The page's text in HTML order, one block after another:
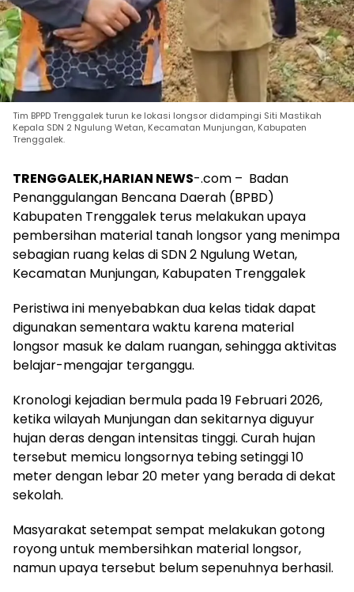
Tim BPPD Trenggalek turun ke lokasi longsor didampingi Siti Mastikah
Kepala SDN 2 Ngulung Wetan, Kecamatan Munjungan, Kabupaten
Trenggalek.
TRENGGALEK,HARIAN NEWS-.com – Badan
Penanggulangan Bencana Daerah (BPBD)
Kabupaten Trenggalek terus melakukan upaya
pembersihan material tanah longsor yang menimpa
sebagian ruang kelas di SDN 2 Ngulung Wetan,
Kecamatan Munjungan, Kabupaten Trenggalek
Peristiwa ini menyebabkan dua kelas tidak dapat
digunakan sementara waktu karena material
longsor masuk ke dalam ruangan, sehingga aktivitas
belajar-mengajar terganggu.
Kronologi kejadian bermula pada 19 Februari 2026,
ketika wilayah Munjungan dan sekitarnya diguyur
hujan deras dengan intensitas tinggi. Curah hujan
tersebut memicu longsornya tebing setinggi 10
meter dengan lebar 20 meter yang berada di dekat
sekolah.
Masyarakat setempat sempat melakukan gotong
royong untuk membersihkan material longsor,
namun upaya tersebut belum sepenuhnya berhasil.